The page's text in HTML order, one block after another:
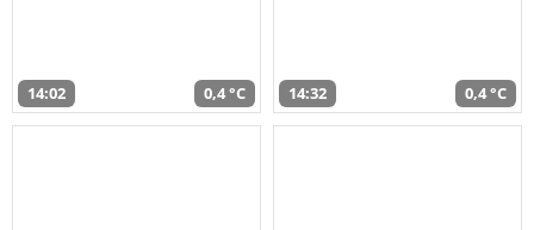
14:02 0,4 °C 14:32 0,4 °C